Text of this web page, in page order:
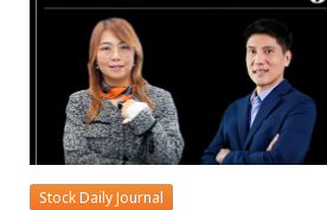
Stock Daily Journal